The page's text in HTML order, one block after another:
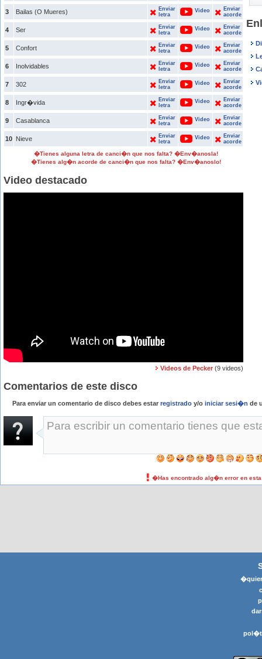
3 Bailas (O Mueres)
Enviar
letra
Video
Enviar
acorde
4 Ser
Enviar
letra
Video
Enviar
acorde
5 Confort
Enviar
letra
Video
Enviar
acorde
6 Inolvidables
Enviar
letra
Video
Enviar
acorde
7 302
Enviar
letra
Video
Enviar
acorde
8 Ingr�vida
Enviar
letra
Video
Enviar
acorde
9 Casablanca
Enviar
letra
Video
Enviar
acorde
10 Nieve
Enviar
letra
Video
Enviar
acorde
�Tienes alguna letra de canci�n que nos falta? �Env�anosla!
�Tienes alg�n acorde de canci�n que nos falta? �Env�anoslo!
Video destacado
Videos de Pecker (9 videos)
Comentarios de este disco
Para enviar un comentario de disco debes estar registrado y/o iniciar sesi�n de
�Has encontrado alg�n error en